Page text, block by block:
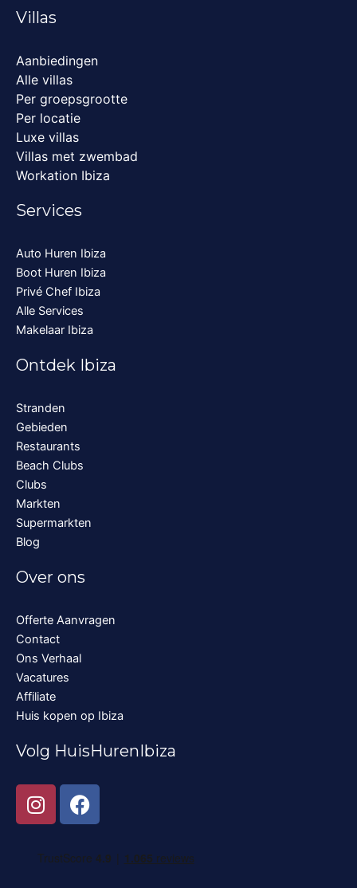
Villas
Aanbiedingen
Alle villas
Per groepsgrootte
Per locatie
Luxe villas
Villas met zwembad
Workation Ibiza
Services
Auto Huren Ibiza
Boot Huren Ibiza
Privé Chef Ibiza
Alle Services
Makelaar Ibiza
Ontdek Ibiza
Stranden
Gebieden
Restaurants
Beach Clubs
Clubs
Markten
Supermarkten
Blog
Over ons
Offerte Aanvragen
Contact
Ons Verhaal
Vacatures
Affiliate
Huis kopen op Ibiza
Volg HuisHurenIbiza
I
n
t
F
a
e